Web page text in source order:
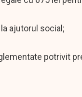
ajutorul social;
potrivit